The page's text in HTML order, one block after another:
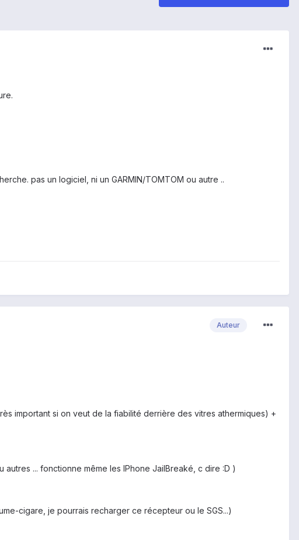
pas un logiciel, ni un GARMIN/TOMTOM ou autre ..
Auteur
important si on veut de la fiabilité derrière des vitres athermiques) +
... fonctionne même les IPhone JailBreaké, c dire :D )
cigare, je pourrais recharger ce récepteur ou le SGS...)